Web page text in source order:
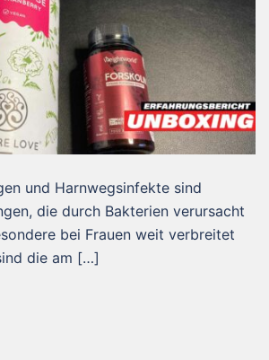
und Harnwegsinfekte sind
die durch Bakterien verursacht
bei Frauen weit verbreitet
die am […]